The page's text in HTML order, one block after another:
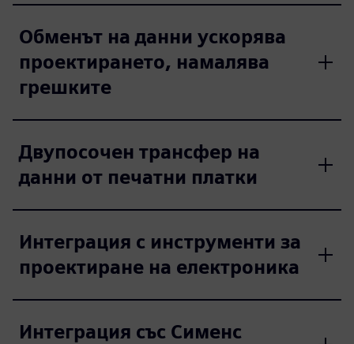
Обменът на данни ускорява
проектирането, намалява
грешките
Двупосочен трансфер на
данни от печатни платки
Интеграция с инструменти за
проектиране на електроника
Интеграция със Сименс